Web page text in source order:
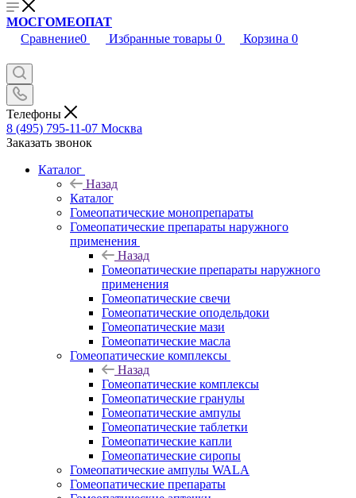
МОСГОМЕОПАТ
Сравнение0 Избранные товары 0 Корзина 0
Телефоны
8 (495) 795-11-07 Москва
Заказать звонок
Каталог
Назад
Каталог
Гомеопатические монопрепараты
Гомеопатические препараты наружного
применения
Назад
Гомеопатические препараты наружного
применения
Гомеопатические свечи
Гомеопатические оподельдоки
Гомеопатические мази
Гомеопатические масла
Гомеопатические комплексы
Назад
Гомеопатические комплексы
Гомеопатические гранулы
Гомеопатические ампулы
Гомеопатические таблетки
Гомеопатические капли
Гомеопатические сиропы
Гомеопатические ампулы WALA
Гомеопатические препараты